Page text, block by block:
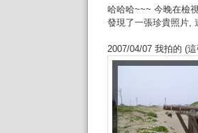
哈哈哈~~~ 今晚在檢
發現了一張珍貴照片,
2007/04/07 我拍的 (